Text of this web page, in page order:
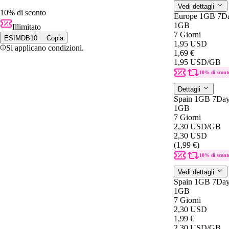
10% di sconto
Illimitato
ESIMDB10 Copia
Si applicano condizioni.
Vedi dettagli
Europe 1GB
1GB
7 Giorni
1,95 USD
1,69 €
1,95 USD/GB
10% di
Dettagli
Spain 1GB
1GB
7 Giorni
2,30 USD/GB
2,30 USD
(1,99 €)
10% di
Vedi dettagli
Spain 1GB
1GB
7 Giorni
2,30 USD
1,99 €